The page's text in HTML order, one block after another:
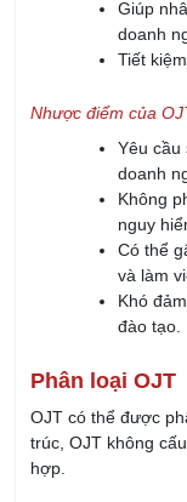
doanh
Tiết
Nhược điểm của
Yêu cầu
doanh
Không
nguy
Có thể
và làm
Khó
đào tạo.
Phân loại OJT
OJT có thể được
trúc, OJT không
hợp.